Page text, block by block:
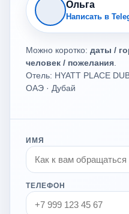
Ольга
Написать в
Можно коротко: даты /
человек / пожелания
Отель: HYATT PLACE
ОАЭ · Дубай
ИМЯ
ТЕЛЕФОН